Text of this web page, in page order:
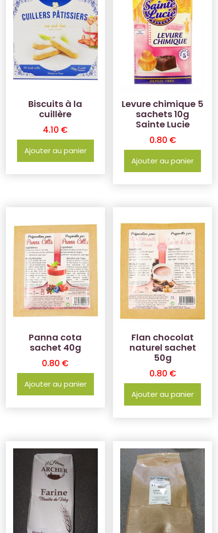
Biscuits à la
cuillère
4.10 €
Ajouter au panier
Levure chimique 5
sachets 10g
Sainte Lucie
0.80 €
Ajouter au panier
Panna cota
sachet 40g
0.80 €
Ajouter au panier
Flan chocolat
naturel sachet
50g
0.80 €
Ajouter au panier